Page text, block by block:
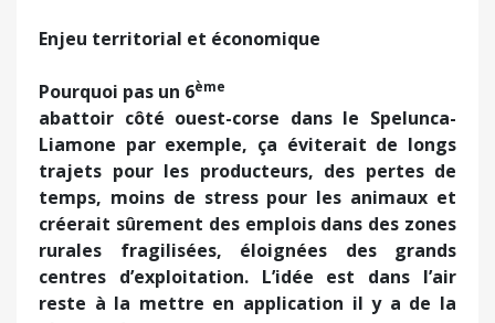
Enjeu territorial et économique
Pourquoi pas un 6ème
abattoir côté ouest-corse dans le Spelunca-
Liamone par exemple, ça éviterait de longs
trajets pour les producteurs, des pertes de
temps, moins de stress pour les animaux et
créerait sûrement des emplois dans des zones
rurales fragilisées, éloignées des grands
centres d’exploitation. L’idée est dans l’air
reste à la mettre en application il y a de la